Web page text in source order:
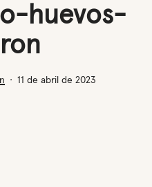
huevos-
11 de abril de 2023